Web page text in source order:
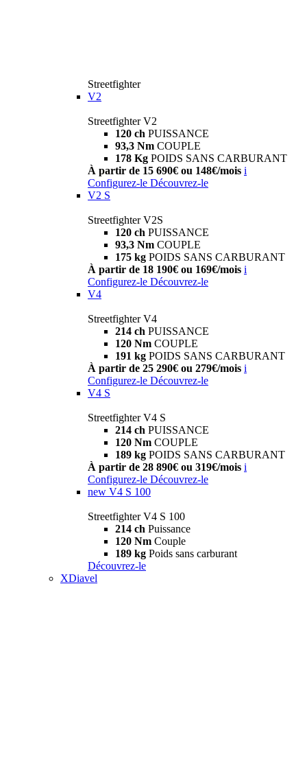
Streetfighter
V2
Streetfighter V2
120 ch PUISSANCE
93,3 Nm COUPLE
178 Kg POIDS SANS CARBURANT
À partir de 15 690€ ou 148€/mois i
Configurez-le Découvrez-le
V2 S
Streetfighter V2S
120 ch PUISSANCE
93,3 Nm COUPLE
175 kg POIDS SANS CARBURANT
À partir de 18 190€ ou 169€/mois i
Configurez-le Découvrez-le
V4
Streetfighter V4
214 ch PUISSANCE
120 Nm COUPLE
191 kg POIDS SANS CARBURANT
À partir de 25 290€ ou 279€/mois i
Configurez-le Découvrez-le
V4 S
Streetfighter V4 S
214 ch PUISSANCE
120 Nm COUPLE
189 kg POIDS SANS CARBURANT
À partir de 28 890€ ou 319€/mois i
Configurez-le Découvrez-le
new V4 S 100
Streetfighter V4 S 100
214 ch Puissance
120 Nm Couple
189 kg Poids sans carburant
Découvrez-le
XDiavel